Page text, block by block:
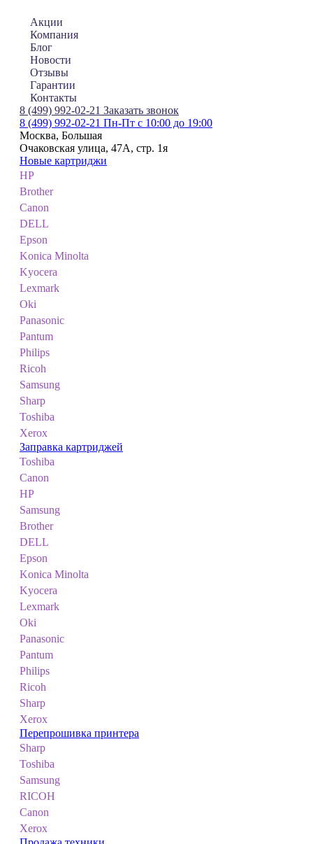
Акции
Компания
Блог
Новости
Отзывы
Гарантии
Контакты
8 (499) 992-02-21 Заказать звонок
8 (499) 992-02-21 Пн-Пт с 10:00 до 19:00
Москва, Большая
Очаковская улица, 47А, стр. 1я
Новые картриджи
HP
Brother
Canon
DELL
Epson
Konica Minolta
Kyocera
Lexmark
Oki
Panasonic
Pantum
Philips
Ricoh
Samsung
Sharp
Toshiba
Xerox
Заправка картриджей
Toshiba
Canon
HP
Samsung
Brother
DELL
Epson
Konica Minolta
Kyocera
Lexmark
Oki
Panasonic
Pantum
Philips
Ricoh
Sharp
Xerox
Перепрошивка принтера
Sharp
Toshiba
Samsung
RICOH
Canon
Xerox